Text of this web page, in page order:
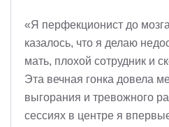
«Я перфекционист до
казалось, что я делаю
мать, плохой сотрудник и
Эта вечная гонка довела
выгорания и тревожного
сессиях в центре я